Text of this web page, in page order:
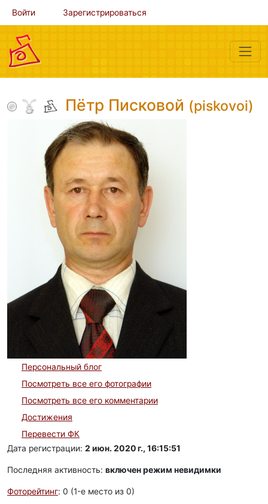
Войти Зарегистрироваться
Пётр Писковой (piskovoi)
Персональный блог
Посмотреть все его фотографии
Посмотреть все его комментарии
Достижения
Перевести ФК
Дата регистрации: 2 июн. 2020 г., 16:15:51
Последняя активность: включен режим невидимки
Фоторейтинг: 0 (1-e место из 0)